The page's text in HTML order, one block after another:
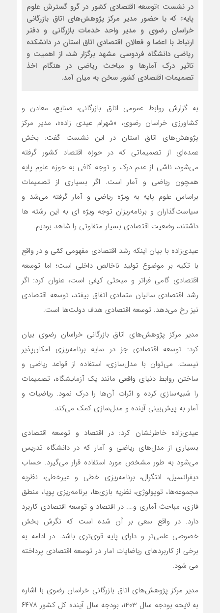
در نشست «توسعه اقتصادی کشور در گرو گسترش علوم
پایه» که با حضور مدیر مرکز پژوهش‌های اتاق بازرگانی
خراسان رضوی و مدیر واحد خدمات بازرگانی و دفتر
ارتباط با اعضا و فعالان اقتصادی اتاق استان در دانشکده
ریاضی دانشگاه فردوسی مشهد برگزار شد، از اهمیت و
تاثیر درک آمارها و مباحث ریاضی در هنگام اخذ
تصمیمات اقتصادی کشور سخن به میان آمد.
به گزارش روابط عمومی اتاق بازرگانی، صنایع، معادن و
کشاورزی خراسان رضوی، «شهرام عیدی زاده»، مدیر مرکز
پژوهش‌های اتاق استان در این نشست گفت: بخش
عمده‌ای از تصمیماتی که در حوزه اقتصاد کشور گرفته
می‌شود، ناشی از عدم درک و توجه کافی به حوزه علوم پایه
همچون ریاضی و آمار است. اگر بسیاری از تصمیمات
براساس علوم پایه به ویژه ریاضی و آمار گرفته می‌شد و
سیاست‌گذاران و برنامه‌ریزان توجه ویژه ای به این رشته ها
داشتند، وضعیت اقتصادی بسیار متفاوتی را شاهد بودیم.
عیدی‌زاده با بیان اینکه رشد اقتصادی مفهومی کمّی و در واقع
با تکیه بر موضوع تولید ناخالص داخلی است؛ اما توسعه
اقتصادی گامی فراتر و مبحثی کیفی است، عنوان کرد: اگر
رشد اقتصادی سالیان متمادی اتفاق بیفتد، توسعه اقتصادی
نیز رخ می‌دهد. توسعه اقتصادی هدف دولت‌ها است.
مدیر مرکز پژوهش‌های اتاق بازرگانی خراسان رضوی بیان
کرد: توسعه اقتصادی جز در سایه برنامه‌ریزی امکان‌پذیر
نیست. می‌توان با مدل‌سازی، استفاده از قواعد ریاضی و
ساختن روابط دنیای واقعی مانند یک آزمایشگاه، تصمیمات
را شبیه‌سازی کرده و اثرات آن‌ها را درک نمود. ریاضیات و
آمار به پیش‌بینی آینده و مدل‌سازی کمک می‌کند.
عیدی‌زاده خاطرنشان کرد: در اقتصاد و توسعه اقتصادی
بسیاری از مدل‌های ریاضی و آمار که در دانشگاه تدریس
می‌شود به طور مشخص مورد استفاده قرار می‌گیرد. حساب
دیفرانسیل، انتگرال، برنامه‌‎ریزی خطی و غیرخطی، نظریه
مجموعه‌ها، توپولوژی، نظریه بازی‌ها، برنامه‌ریزی پویا، منطق
فازی، مباحث آماری و…. در اقتصاد و توسعه اقتصادی کاربرد
دارد. در واقع سعی بر آن شده است که نگرش بخش
خصوصی علمی‌تر و دارای پایه قوی‌تری باشد. در ادامه به
برخی از کاربردهای ریاضایات امار در توسعه اقتصادی پرداخته
می شود.
مدیر مرکز پژوهش‌های اتاق بازرگانی خراسان رضوی با اشاره
به لایحه بودجه سال 1403، بودجه سال آینده کل کشور ۶۴۷۸